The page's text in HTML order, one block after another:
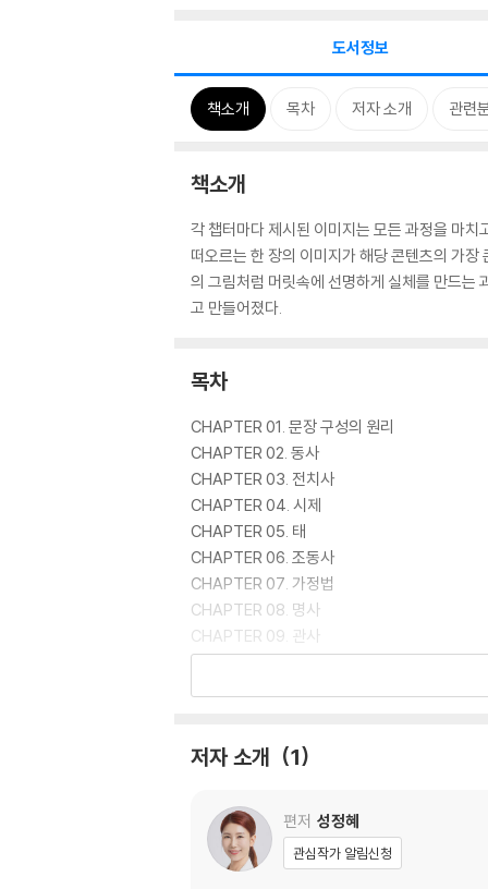
도서정보
책소개 목차 저자 소개 관련
책소개
각 챕터마다 제시된 이미지는 모든 과정을 마치
떠오르는 한 장의 이미지가 해당 콘텐츠의 가
의 그림처럼 머릿속에 선명하게 실체를 만드는
고 만들어졌다.
목차
CHAPTER 01. 문장 구성의 원리
CHAPTER 02. 동사
CHAPTER 03. 전치사
CHAPTER 04. 시제
CHAPTER 05. 태
CHAPTER 06. 조동사
CHAPTER 07. 가정법
CHAPTER 08. 명사
CHAPTER 09. 관사
CHAPTER 10. 대명사
CHAPTER 14. 동명사
CHAPTER 16. 접속사
CHAPTER 17. 관계사
CHAPTER 18. 도치와 강조
저자 소개 1
편저 성정혜
관심작가 알림신청